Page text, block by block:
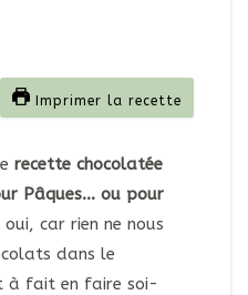
Imprimer la recette
recette chocolatée
Pâques… ou pour
car rien ne nous
dans le
à fait en faire soi-